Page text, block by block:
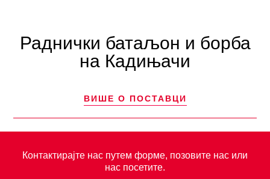
Раднички батаљон и борба
на Кадињачи
ВИШЕ О ПОСТАВЦИ
Контактирајте нас путем форме, позовите нас или
нас посетите.